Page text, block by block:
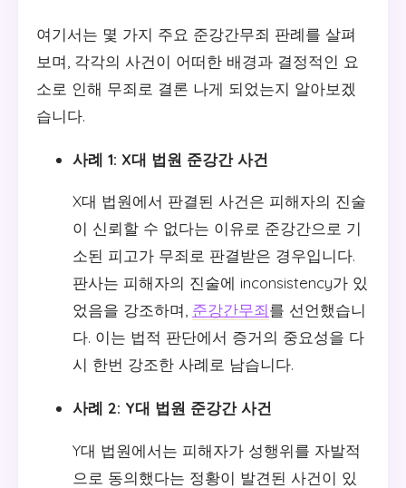
여기서는 몇 가지 주요 준강간무죄 판례를 살펴
보며, 각각의 사건이 어떠한 배경과 결정적인 요
소로 인해 무죄로 결론 나게 되었는지 알아보겠
습니다.
사례 1: X대 법원 준강간 사건
X대 법원에서 판결된 사건은 피해자의 진술
이 신뢰할 수 없다는 이유로 준강간으로 기
소된 피고가 무죄로 판결받은 경우입니다.
판사는 피해자의 진술에 inconsistency가 있
었음을 강조하며, 준강간무죄를 선언했습니
다. 이는 법적 판단에서 증거의 중요성을 다
시 한번 강조한 사례로 남습니다.
사례 2: Y대 법원 준강간 사건
Y대 법원에서는 피해자가 성행위를 자발적
으로 동의했다는 정황이 발견된 사건이 있